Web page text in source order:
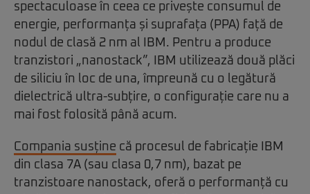
spectaculoase în ceea ce privește consumul de
energie, performanța și suprafața (PPA) față de
nodul de clasă 2 nm al IBM. Pentru a produce
tranzistori „nanostack”, IBM utilizează două plăci
de siliciu în loc de una, împreună cu o legătură
dielectrică ultra-subțire, o configurație care nu a
mai fost folosită până acum.
Compania susține că procesul de fabricație IBM
din clasa 7A (sau clasa 0,7 nm), bazat pe
tranzistoare nanostack, oferă o performanță cu